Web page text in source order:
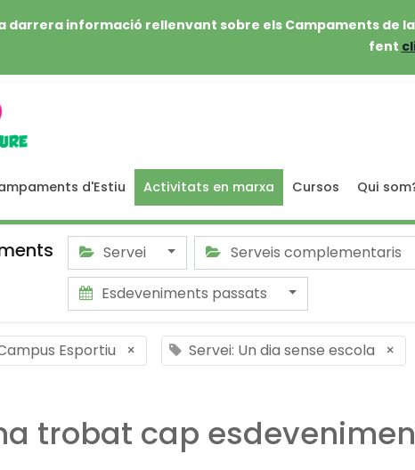
darrera informació rellenvant sobre els Campaments de
fent
d'Estiu Activitats en marxa Cursos Qui
Servei Serveis complementaris
Esdeveniments passats
Esportiu × Servei: Un dia sense escola ×
trobat cap